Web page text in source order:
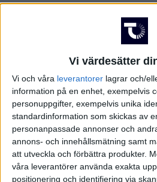
Vi värdesätter
Vi och våra leverantorer lagrar och/
information på en enhet, exempelvis
personuppgifter, exempelvis unika
standardinformation som skickas av
personanpassade annonser och
annons- och innehållsmätning samt
att utveckla och förbättra produkter.
våra leverantörer använda exakta
positionering och identifiering via